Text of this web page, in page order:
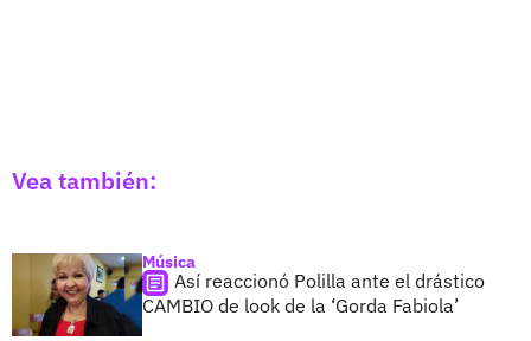
Vea también:
Música
Así reaccionó Polilla ante el drástico
CAMBIO de look de la ‘Gorda Fabiola’